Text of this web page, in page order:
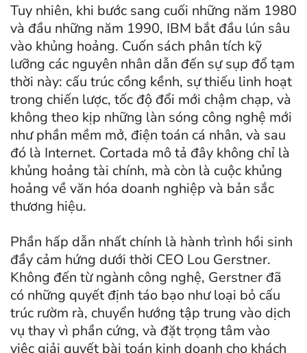
Tuy nhiên, khi bước sang cuối những năm 1980
và đầu những năm 1990, IBM bắt đầu lún sâu
vào khủng hoảng. Cuốn sách phân tích kỹ
lưỡng các nguyên nhân dẫn đến sự sụp đổ tạm
thời này: cấu trúc cồng kềnh, sự thiếu linh hoạt
trong chiến lược, tốc độ đổi mới chậm chạp, và
không theo kịp những làn sóng công nghệ mới
như phần mềm mở, điện toán cá nhân, và sau
đó là Internet. Cortada mô tả đây không chỉ là
khủng hoảng tài chính, mà còn là cuộc khủng
hoảng về văn hóa doanh nghiệp và bản sắc
thương hiệu.
Phần hấp dẫn nhất chính là hành trình hồi sinh
đầy cảm hứng dưới thời CEO Lou Gerstner.
Không đến từ ngành công nghệ, Gerstner đã
có những quyết định táo bạo như loại bỏ cấu
trúc rườm rà, chuyển hướng tập trung vào dịch
vụ thay vì phần cứng, và đặt trọng tâm vào
việc giải quyết bài toán kinh doanh cho khách